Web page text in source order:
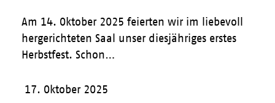
Am 14. Oktober 2025 feierten wir im liebevoll
hergerichteten Saal unser diesjähriges erstes
Herbstfest. Schon…
17. Oktober 2025